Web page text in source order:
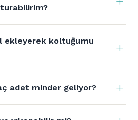
ekleyerek koltuğumu
adet minder geliyor?